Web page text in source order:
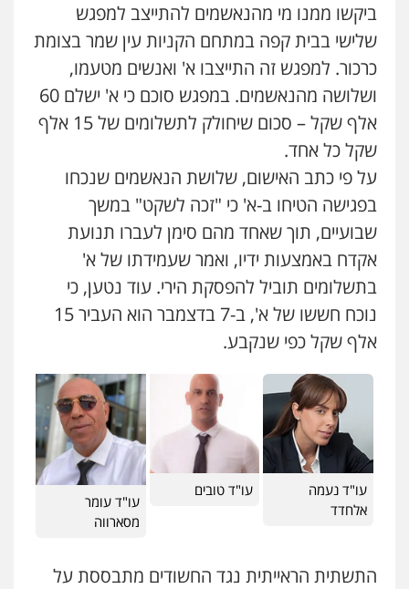
ביקשו ממנו מי מהנאשמים להתייצב למפגש
שלישי בבית קפה במתחם הקניות עין שמר בצומת
כרכור. למפגש זה התייצבו א' ואנשים מטעמו,
ושלושה מהנאשמים. במפגש סוכם כי א' ישלם 60
אלף שקל – סכום שיחולק לתשלומים של 15 אלף
שקל כל אחד.
על פי כתב האישום, שלושת הנאשמים שנכחו
בפגישה הטיחו ב-א' כי "זכה לשקט" במשך
שבועיים, תוך שאחד מהם סימן לעברו תנועת
אקדח באמצעות ידיו, ואמר שעמידתו של א'
בתשלומים תוביל להפסקת הירי. עוד נטען, כי
נוכח חששו של א', ב-7 בדצמבר הוא העביר 15
אלף שקל כפי שנקבע.
עו"ד נעמה
אלחדד
עו"ד טובים
עו"ד עומר
מסארווה
התשתית הראייתית נגד החשודים מתבססת על
עו"ד אייל אביטל
פלילי פשיעה חמורה מעצרים וחקירות
0544712201
עו"ד רונן בנדל
משפט פלילי פשיעה חמורה פלילי
0524282442
כבריאן, מזר – משרד עורכי דין